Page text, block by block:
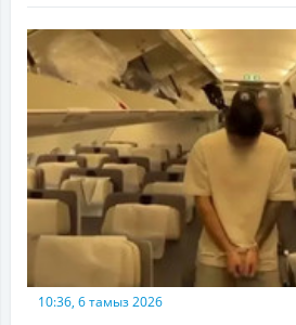
10:36, 6 тамыз 2026